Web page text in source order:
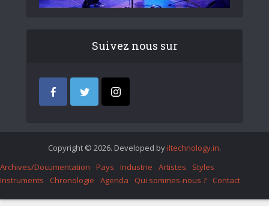
Suivez nous sur
Copyright © 2026. Developed by iItechnology.in.
Archives/Documentation
Pays Industrie Artistes
Styles
Instruments
Chronologie Agenda Qui sommes-nous ? Contact